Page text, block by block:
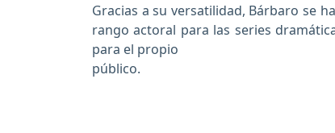
Gracias a su versatilidad, Bárbaro se
rango actoral para las series
para el propio
público.